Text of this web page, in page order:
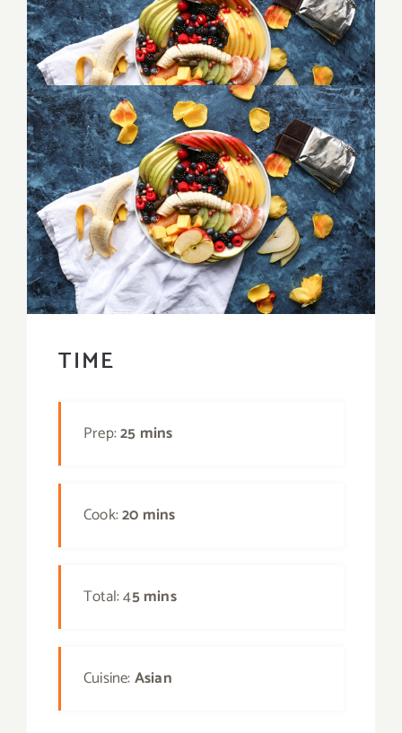
for:
TIME
Prep:25 mins
Cook:20 mins
Total: 45 mins
Cuisine:Asian